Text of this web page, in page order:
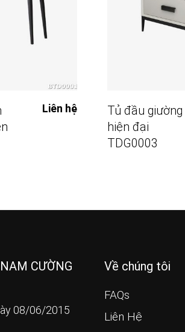
Liên hệ
Tủ đầu giường
hiện đại
TDG0003
CƯỜNG
08/06/2015
Về chúng tôi
FAQs
Liên Hệ